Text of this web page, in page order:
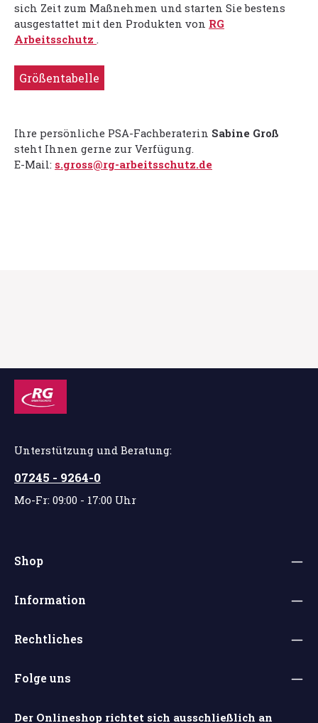
sich Zeit zum Maßnehmen und starten Sie bestens
ausgestattet mit den Produkten von RG
Arbeitsschutz .
Größentabelle
Ihre persönliche PSA-Fachberaterin Sabine Groß
steht Ihnen gerne zur Verfügung.
E-Mail: s.gross@rg-arbeitsschutz.de
Unterstützung und Beratung:
07245 - 9264-0
Mo-Fr: 09:00 - 17:00 Uhr
Shop
Information
Rechtliches
Folge uns
Der Onlineshop richtet sich ausschließlich an